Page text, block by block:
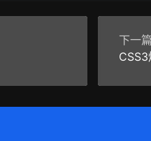
下一篇